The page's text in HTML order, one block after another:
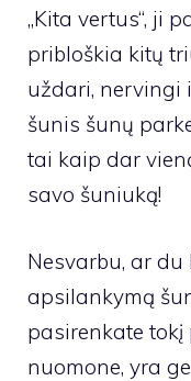
„Kita vertus“, ji
pribloškia kitų
uždari, nervingi
šunis šunų
tai kaip dar
savo šuniuką!
Nesvarbu, ar
apsilankymą
pasirenkate tokį
nuomone, yra